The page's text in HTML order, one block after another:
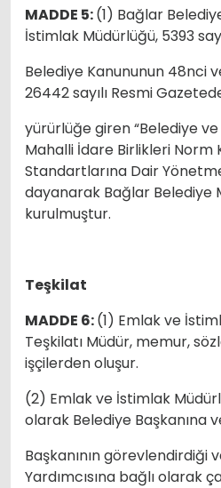
MADDE 5:(1) Bağlar
İstimlak Müdürlüğü, 5393
Belediye Kanununun 48nci
26442 sayılı Resmi
yürürlüğe giren “Belediye ve
Mahalli İdare Birlikleri Norm
Standartlarına Dair
dayanarak Bağlar Belediye
kurulmuştur.
Teşkilat
MADDE 6:(1) Emlak ve
Teşkilatı Müdür, memur,
işçilerden oluşur.
(2) Emlak ve İstimlak
olarak Belediye Başkanına
Başkanının görevlendirdiği
Yardımcısına bağlı olarak